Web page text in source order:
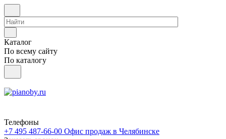
Каталог
По всему сайту
По каталогу
Телефоны
+7 495 487-66-00 Офис продаж в Челябинске